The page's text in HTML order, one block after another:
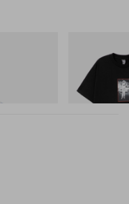
BILLIONAIRE
INITIAL D
쇼핑하기